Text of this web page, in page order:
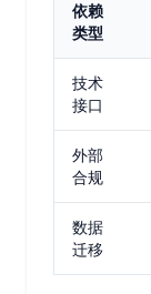
依赖
类型
技术
接口
外部
合规
数据
迁移